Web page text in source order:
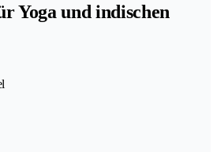
Yoga und indischen